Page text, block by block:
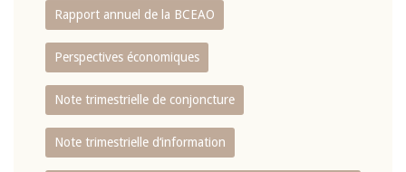
Rapport annuel de la BCEAO
Perspectives économiques
Note trimestrielle de conjoncture
Note trimestrielle d‘information